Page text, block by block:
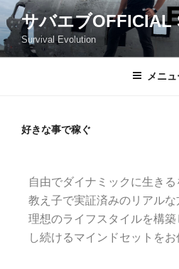
サバエブOFFICIAL
Survival Evolution
メニュ
好きな事で稼ぐ
自由でダイナミックに生き
教え子で実証済みのリアルな
理想のライフスタイルを構
し続けるマインドセットをお